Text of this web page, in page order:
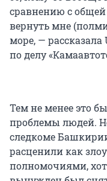
сравнению с
вернуть мне
море, — рассказала
по делу
Тем не менее это
проблемы людей.
следкоме
расценили как
полномочиями,